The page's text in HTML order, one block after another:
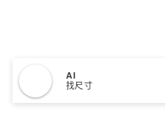
AI
找尺寸